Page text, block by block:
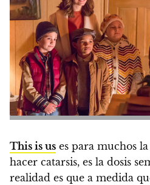
This is us es para muchos
hacer catarsis, es la dosis
realidad es que a medida